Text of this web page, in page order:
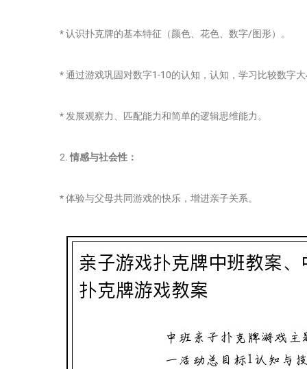
* 认识扑克牌的基本特征（颜色、花色、数字/图形）。
* 通过游戏巩固对数字1-10的认知，认知，学习比较数字
* 发展观察力、匹配能力和简单的逻辑思维能力。
2.情感与社会性：
* 体验与父母共同游戏的快乐，增进亲子关系。